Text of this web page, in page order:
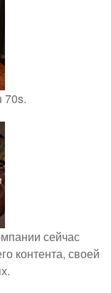
70s.
сейчас
контента, своей